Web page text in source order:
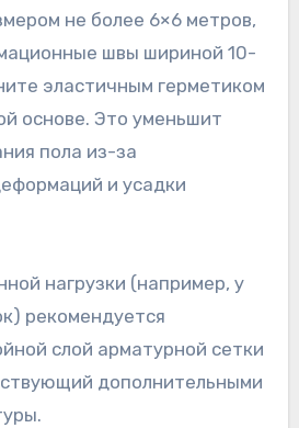
не более 6×6 метров,
швы шириной 10-
эластичным герметиком
основе. Это уменьшит
пола из-за
и усадки
нагрузки (например, у
рекомендуется
слой арматурной сетки
дополнительными